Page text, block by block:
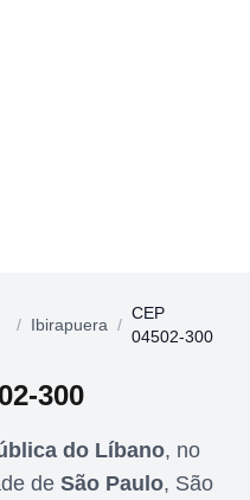
/ Ibirapuera /
CEP
04502-300
300
do Líbano, no
de São Paulo, São